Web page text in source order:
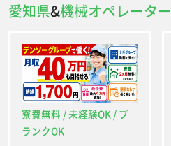
愛知県&機械オペレーター
寮費無料 / 未経験OK / ブ
ランクOK